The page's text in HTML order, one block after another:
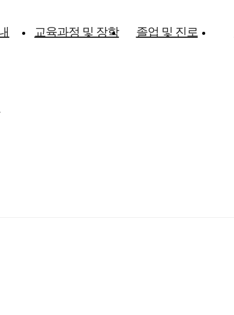
교육과정 및 장학 졸업 및 진로